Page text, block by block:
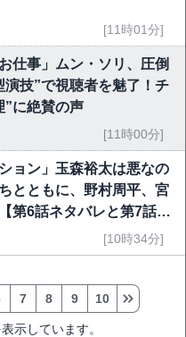
[11時01分]
仕事」ムン・ソリ、圧倒
演技”で視聴者を魅了！チ
”に絶賛の声
[11時00分]
ョン」玉森裕太は悪なの
とともに、野村周平、宮
第6話ネタバレと第7話予
[10時34分]
示しています。
7 8 9 10